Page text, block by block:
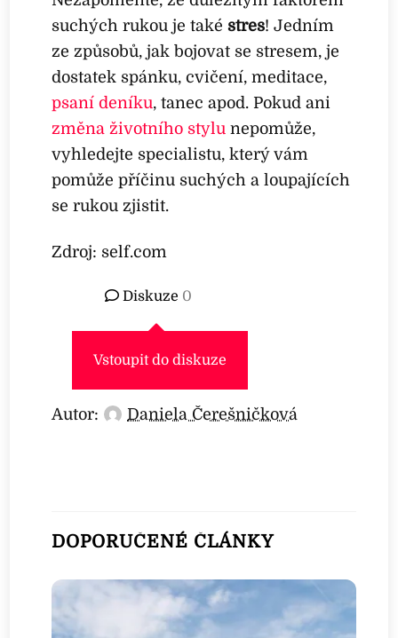
suchých rukou je takéstres! Jedním
ze způsobů, jak bojovat se stresem, je
dostatek spánku, cvičení, meditace,
psaní deníku, tanec apod. Pokud ani
změna životního stylu nepomůže,
vyhledejte specialistu, který vám
pomůže příčinu suchých a loupajících
se rukou zjistit.
Zdroj: self.com
Diskuze 0
Vstoupit do diskuze
Autor: Daniela Čerešničková
DOPORUČENÉ ČLÁNKY